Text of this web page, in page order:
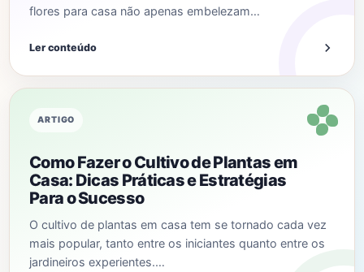
flores para casa não apenas embelezam…
Ler conteúdo
ARTIGO
Como Fazer o Cultivo de Plantas em
Casa: Dicas Práticas e Estratégias
Para o Sucesso
O cultivo de plantas em casa tem se tornado cada vez
mais popular, tanto entre os iniciantes quanto entre os
jardineiros experientes.…